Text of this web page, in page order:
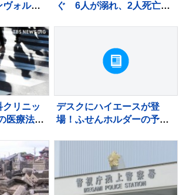
ヴォルテ
選手が死
ぐ 6人が溺れ、2人死亡・
クリニッ
医療法人
億円を超
も…競合
の影響で
京商工リ
デスクにハイエースが登
場！ふせんホルダーの予約